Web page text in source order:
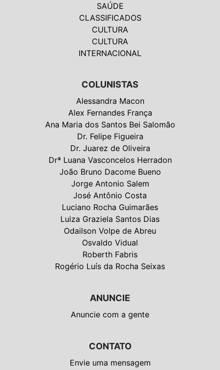
SAÚDE
CLASSIFICADOS
CULTURA
CULTURA
INTERNACIONAL
COLUNISTAS
Alessandra Macon
Alex Fernandes França
Ana Maria dos Santos Bei Salomão
Dr. Felipe Figueira
Dr. Juarez de Oliveira
Drª Luana Vasconcelos Herradon
João Bruno Dacome Bueno
Jorge Antonio Salem
José Antônio Costa
Luciano Rocha Guimarães
Luiza Graziela Santos Dias
Odailson Volpe de Abreu
Osvaldo Vidual
Roberth Fabris
Rogério Luís da Rocha Seixas
ANUNCIE
Anuncie com a gente
CONTATO
Envie uma mensagem